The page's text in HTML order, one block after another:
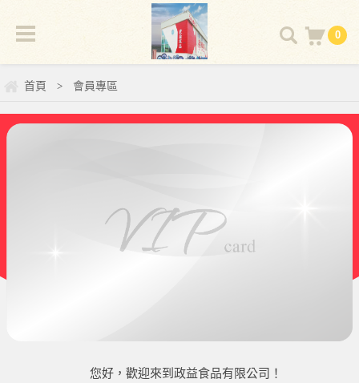
0
首頁 > 會員專區
您好，歡迎來到政益食品有限公司！